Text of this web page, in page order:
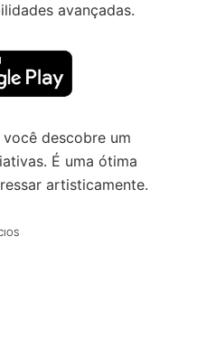
avançadas.
você descobre um
É uma ótima
artisticamente.